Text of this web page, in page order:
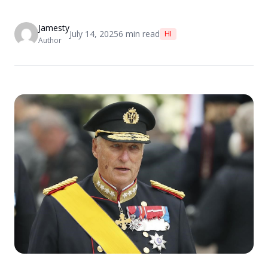
Jamesty
Author
July 14, 20256 min read HI